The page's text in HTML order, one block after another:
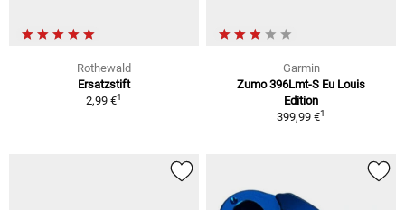
Rothewald
Ersatzstift
2,99 €1
Garmin
Zumo 396Lmt-S Eu Louis
Edition
399,99 €1